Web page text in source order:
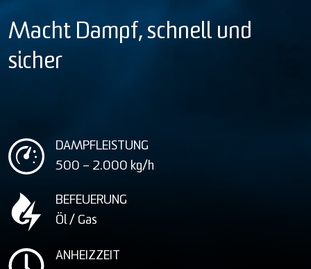
Macht Dampf, schnell und
sicher
DAMPFLEISTUNG
500 – 2.000 kg/h
BEFEUERUNG
Öl / Gas
ANHEIZZEIT